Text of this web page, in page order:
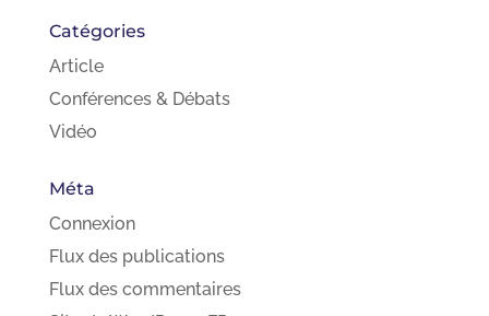
Catégories
Article
Conférences & Débats
Vidéo
Méta
Connexion
Flux des publications
Flux des commentaires